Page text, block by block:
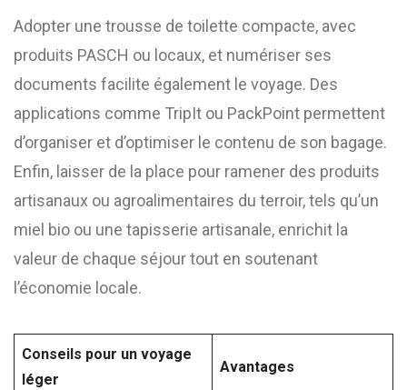
Adopter une trousse de toilette compacte, avec
produits PASCH ou locaux, et numériser ses
documents facilite également le voyage. Des
applications comme TripIt ou PackPoint permettent
d’organiser et d’optimiser le contenu de son bagage.
Enfin, laisser de la place pour ramener des produits
artisanaux ou agroalimentaires du terroir, tels qu’un
miel bio ou une tapisserie artisanale, enrichit la
valeur de chaque séjour tout en soutenant
l’économie locale.
Conseils pour un voyage
léger
Avantages